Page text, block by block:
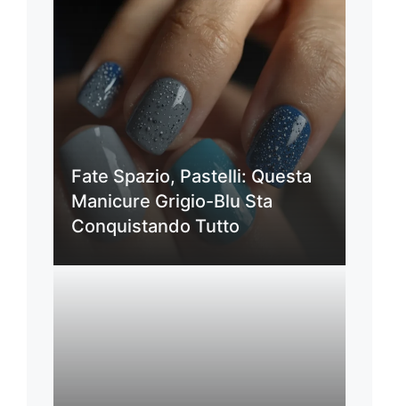
Fate Spazio, Pastelli: Questa
Manicure Grigio-Blu Sta
Conquistando Tutto